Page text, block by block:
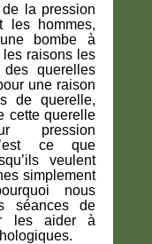
de la pression
les hommes,
bombe à
les raisons les
querelles
une raison
de querelle,
cette querelle
pression
ce que
veulent
simplement
nous
séances de
les aider à